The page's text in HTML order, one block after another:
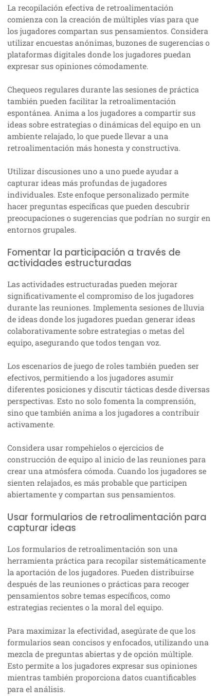
La recopilación efectiva de retroalimentación
comienza con la creación de múltiples vías para que
los jugadores compartan sus pensamientos. Considera
utilizar encuestas anónimas, buzones de sugerencias o
plataformas digitales donde los jugadores puedan
expresar sus opiniones cómodamente.
Chequeos regulares durante las sesiones de práctica
también pueden facilitar la retroalimentación
espontánea. Anima a los jugadores a compartir sus
ideas sobre estrategias o dinámicas del equipo en un
ambiente relajado, lo que puede llevar a una
retroalimentación más honesta y constructiva.
Utilizar discusiones uno a uno puede ayudar a
capturar ideas más profundas de jugadores
individuales. Este enfoque personalizado permite
hacer preguntas específicas que pueden descubrir
preocupaciones o sugerencias que podrían no surgir en
entornos grupales.
Fomentar la participación a través de
actividades estructuradas
Las actividades estructuradas pueden mejorar
significativamente el compromiso de los jugadores
durante las reuniones. Implementa sesiones de lluvia
de ideas donde los jugadores puedan generar ideas
colaborativamente sobre estrategias o metas del
equipo, asegurando que todos tengan voz.
Los escenarios de juego de roles también pueden ser
efectivos, permitiendo a los jugadores asumir
diferentes posiciones y discutir tácticas desde diversas
perspectivas. Esto no solo fomenta la comprensión,
sino que también anima a los jugadores a contribuir
activamente.
Considera usar rompehielos o ejercicios de
construcción de equipo al inicio de las reuniones para
crear una atmósfera cómoda. Cuando los jugadores se
sienten relajados, es más probable que participen
abiertamente y compartan sus pensamientos.
Usar formularios de retroalimentación para
capturar ideas
Los formularios de retroalimentación son una
herramienta práctica para recopilar sistemáticamente
la aportación de los jugadores. Pueden distribuirse
después de las reuniones o prácticas para recoger
pensamientos sobre temas específicos, como
estrategias recientes o la moral del equipo.
Para maximizar la efectividad, asegúrate de que los
formularios sean concisos y enfocados, utilizando una
mezcla de preguntas abiertas y de opción múltiple.
Esto permite a los jugadores expresar sus opiniones
mientras también proporciona datos cuantificables
para el análisis.